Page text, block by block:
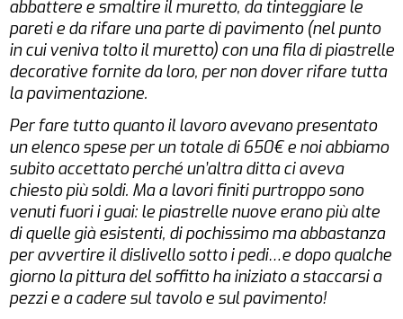
abbattere e smaltire il muretto, da tinteggiare le
pareti e da rifare una parte di pavimento (nel punto
in cui veniva tolto il muretto) con una fila di piastrelle
decorative fornite da loro, per non dover rifare tutta
la pavimentazione.
Per fare tutto quanto il lavoro avevano presentato
un elenco spese per un totale di 650€ e noi abbiamo
subito accettato perché un’altra ditta ci aveva
chiesto più soldi. Ma a lavori finiti purtroppo sono
venuti fuori i guai: le piastrelle nuove erano più alte
di quelle già esistenti, di pochissimo ma abbastanza
per avvertire il dislivello sotto i pedi…e dopo qualche
giorno la pittura del soffitto ha iniziato a staccarsi a
pezzi e a cadere sul tavolo e sul pavimento!